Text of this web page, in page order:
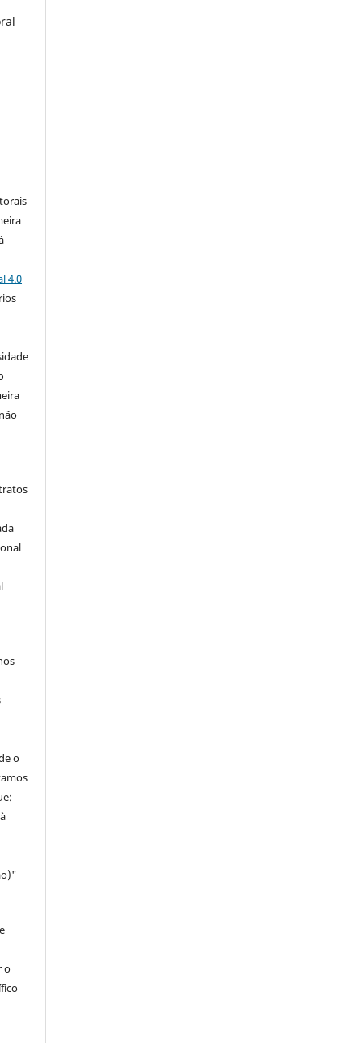
4.0
o
o